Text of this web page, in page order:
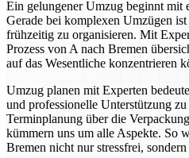
Ein gelungener Umzug beginnt mit
Gerade bei komplexen Umzügen
frühzeitig zu organisieren. Mit
Prozess von A nach Bremen
auf das Wesentliche konzentrieren
Umzug planen mit Experten
und professionelle Unterstützung
Terminplanung über die
kümmern uns um alle Aspekte. So
Bremen nicht nur stressfrei,